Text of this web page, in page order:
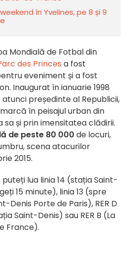
în Yvelines, pe 8 și 9
Mondială de Fotbal din
des Princes a fost
eveniment și a fost
Inaugurat în ianuarie 1998
președinte al Republicii,
în peisajul urban din
și prin imensitatea clădirii.
de peste 80 000 de locuri,
scena atacurilor
2015.
lua linia 14 (stația Saint-
15 minute), linia 13 (spre
Denis Porte de Paris), RER D
Saint-Denis) sau RER B (La
France).